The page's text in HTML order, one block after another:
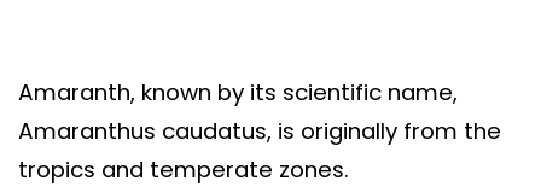
Amaranth, known by its scientific name,
Amaranthus caudatus, is originally from the
tropics and temperate zones.